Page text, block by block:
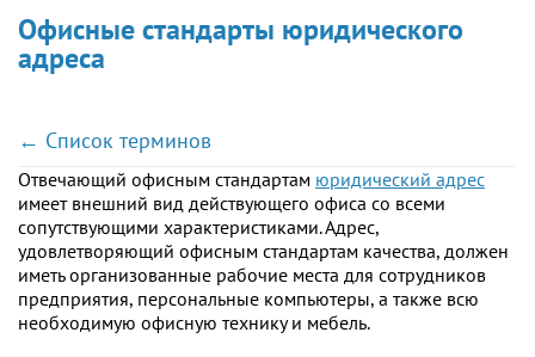
Офисные стандарты юридического
адреса
← Список терминов
Отвечающий офисным стандартам юридический адрес
имеет внешний вид действующего офиса со всеми
сопутствующими характеристиками. Адрес,
удовлетворяющий офисным стандартам качества, должен
иметь организованные рабочие места для сотрудников
предприятия, персональные компьютеры, а также всю
необходимую офисную технику и мебель.